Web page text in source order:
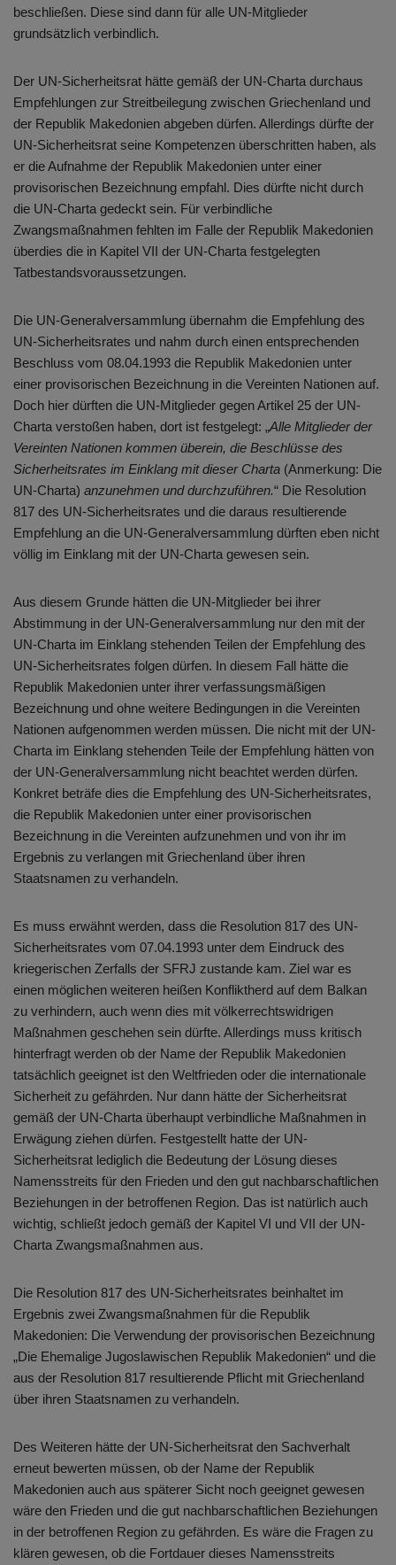
beschließen. Diese sind dann für alle UN-Mitglieder
grundsätzlich verbindlich.
Der UN-Sicherheitsrat hätte gemäß der UN-Charta durchaus
Empfehlungen zur Streitbeilegung zwischen Griechenland und
der Republik Makedonien abgeben dürfen. Allerdings dürfte der
UN-Sicherheitsrat seine Kompetenzen überschritten haben, als
er die Aufnahme der Republik Makedonien unter einer
provisorischen Bezeichnung empfahl. Dies dürfte nicht durch
die UN-Charta gedeckt sein. Für verbindliche
Zwangsmaßnahmen fehlten im Falle der Republik Makedonien
überdies die in Kapitel VII der UN-Charta festgelegten
Tatbestandsvoraussetzungen.
Die UN-Generalversammlung übernahm die Empfehlung des
UN-Sicherheitsrates und nahm durch einen entsprechenden
Beschluss vom 08.04.1993 die Republik Makedonien unter
einer provisorischen Bezeichnung in die Vereinten Nationen auf.
Doch hier dürften die UN-Mitglieder gegen Artikel 25 der UN-
Charta verstoßen haben, dort ist festgelegt: „Alle Mitglieder der
Vereinten Nationen kommen überein, die Beschlüsse des
Sicherheitsrates im Einklang mit dieser Charta (Anmerkung: Die
UN-Charta) anzunehmen und durchzuführen.“ Die Resolution
817 des UN-Sicherheitsrates und die daraus resultierende
Empfehlung an die UN-Generalversammlung dürften eben nicht
völlig im Einklang mit der UN-Charta gewesen sein.
Aus diesem Grunde hätten die UN-Mitglieder bei ihrer
Abstimmung in der UN-Generalversammlung nur den mit der
UN-Charta im Einklang stehenden Teilen der Empfehlung des
UN-Sicherheitsrates folgen dürfen. In diesem Fall hätte die
Republik Makedonien unter ihrer verfassungsmäßigen
Bezeichnung und ohne weitere Bedingungen in die Vereinten
Nationen aufgenommen werden müssen. Die nicht mit der UN-
Charta im Einklang stehenden Teile der Empfehlung hätten von
der UN-Generalversammlung nicht beachtet werden dürfen.
Konkret beträfe dies die Empfehlung des UN-Sicherheitsrates,
die Republik Makedonien unter einer provisorischen
Bezeichnung in die Vereinten aufzunehmen und von ihr im
Ergebnis zu verlangen mit Griechenland über ihren
Staatsnamen zu verhandeln.
Es muss erwähnt werden, dass die Resolution 817 des UN-
Sicherheitsrates vom 07.04.1993 unter dem Eindruck des
kriegerischen Zerfalls der SFRJ zustande kam. Ziel war es
einen möglichen weiteren heißen Konfliktherd auf dem Balkan
zu verhindern, auch wenn dies mit völkerrechtswidrigen
Maßnahmen geschehen sein dürfte. Allerdings muss kritisch
hinterfragt werden ob der Name der Republik Makedonien
tatsächlich geeignet ist den Weltfrieden oder die internationale
Sicherheit zu gefährden. Nur dann hätte der Sicherheitsrat
gemäß der UN-Charta überhaupt verbindliche Maßnahmen in
Erwägung ziehen dürfen. Festgestellt hatte der UN-
Sicherheitsrat lediglich die Bedeutung der Lösung dieses
Namensstreits für den Frieden und den gut nachbarschaftlichen
Beziehungen in der betroffenen Region. Das ist natürlich auch
wichtig, schließt jedoch gemäß der Kapitel VI und VII der UN-
Charta Zwangsmaßnahmen aus.
Die Resolution 817 des UN-Sicherheitsrates beinhaltet im
Ergebnis zwei Zwangsmaßnahmen für die Republik
Makedonien: Die Verwendung der provisorischen Bezeichnung
„Die Ehemalige Jugoslawischen Republik Makedonien“ und die
aus der Resolution 817 resultierende Pflicht mit Griechenland
über ihren Staatsnamen zu verhandeln.
Des Weiteren hätte der UN-Sicherheitsrat den Sachverhalt
erneut bewerten müssen, ob der Name der Republik
Makedonien auch aus späterer Sicht noch geeignet gewesen
wäre den Frieden und die gut nachbarschaftlichen Beziehungen
in der betroffenen Region zu gefährden. Es wäre die Fragen zu
klären gewesen, ob die Fortdauer dieses Namensstreits